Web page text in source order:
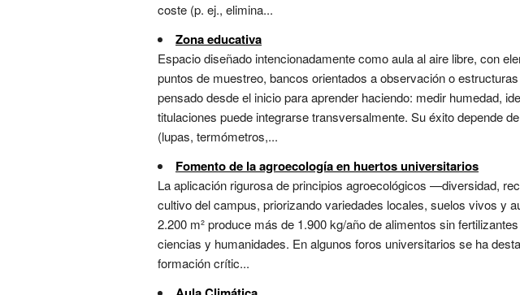
coste (p. ej., elimina...
Zona educativa
Espacio diseñado intencionadamente como aula al aire libre, con
puntos de muestreo, bancos orientados a observación o
pensado desde el inicio para aprender haciendo: medir humedad,
titulaciones puede integrarse transversalmente. Su éxito depende
(lupas, termómetros,...
Fomento de la agroecología en huertos universitarios
La aplicación rigurosa de principios agroecológicos —diversidad,
cultivo del campus, priorizando variedades locales, suelos vivos y
2.200 m² produce más de 1.900 kg/año de alimentos sin
ciencias y humanidades. En algunos foros universitarios se ha
formación crític...